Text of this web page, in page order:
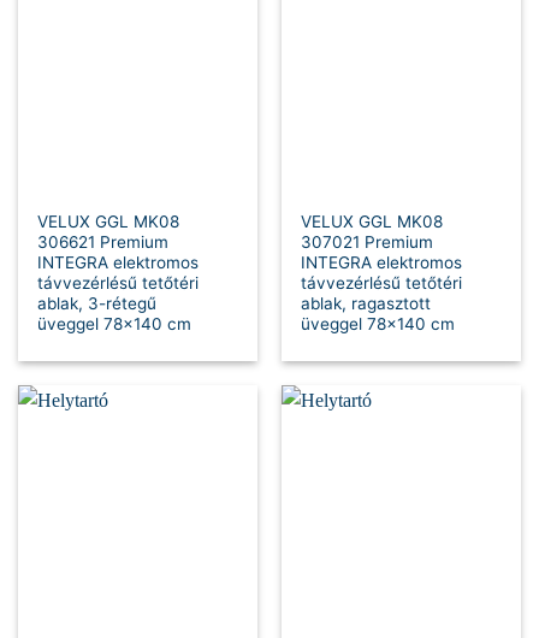
VELUX GGL MK08
306621 Premium
INTEGRA elektromos
távvezérlésű tetőtéri
ablak, 3-rétegű
üveggel 78×140 cm
VELUX GGL MK08
307021 Premium
INTEGRA elektromos
távvezérlésű tetőtéri
ablak, ragasztott
üveggel 78×140 cm